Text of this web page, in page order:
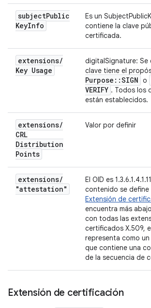
subjectPublic
KeyInfo
Es un
contiene la clave
certificada.
extensions/
Key Usage
digitalSignature: Se
clave tiene el
Purpose ::SIGN o
VERIFY . Todos los
están establecidos.
extensions/
CRL
Distribution
Points
Valor por definir
extensions/
"attestation"
El OID es
contenido se define
Extensión de
encuentra más
con todas las
certificados X.509,
representa como un
que contiene una
de la secuencia de
Extensión de certificación